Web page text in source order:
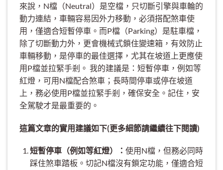
來說，N檔（Neutral）是空檔，只切斷引擎與車輪的
動力連結，車輛容易因外力移動，必須搭配煞車使
用，僅適合短暫停車。而P檔（Parking）是駐車檔，
除了切斷動力外，更會機械式鎖住變速箱，有效防止
車輛移動，是停車的最佳選擇，尤其在坡道上更應使
用P檔並拉緊手剎。 我的建議是：短暫停車，例如等
紅燈，可用N檔配合煞車；長時間停車或停在坡道
上，務必使用P檔並拉緊手剎，確保安全。記住，安
全駕駛才是最重要的。
這篇文章的實用建議如下(更多細節請繼續往下閱讀)
短暫停車（例如等紅燈）： 使用N檔，但務必同時
踩住煞車踏板。切記N檔沒有鎖定功能，僅適合短